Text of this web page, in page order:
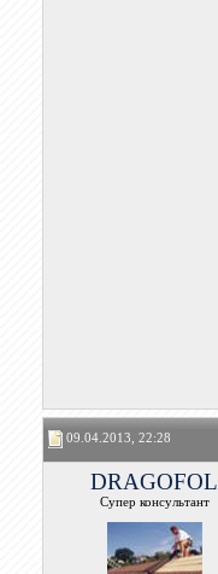
09.04.2013, 22:28
DRAGOFOL
Супер консультант